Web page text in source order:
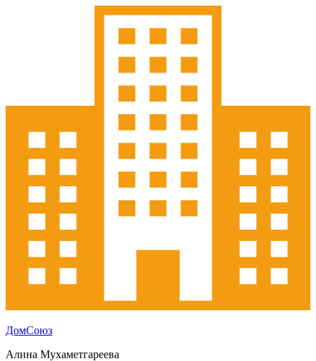
ДомСоюз
Алина Мухаметгареева